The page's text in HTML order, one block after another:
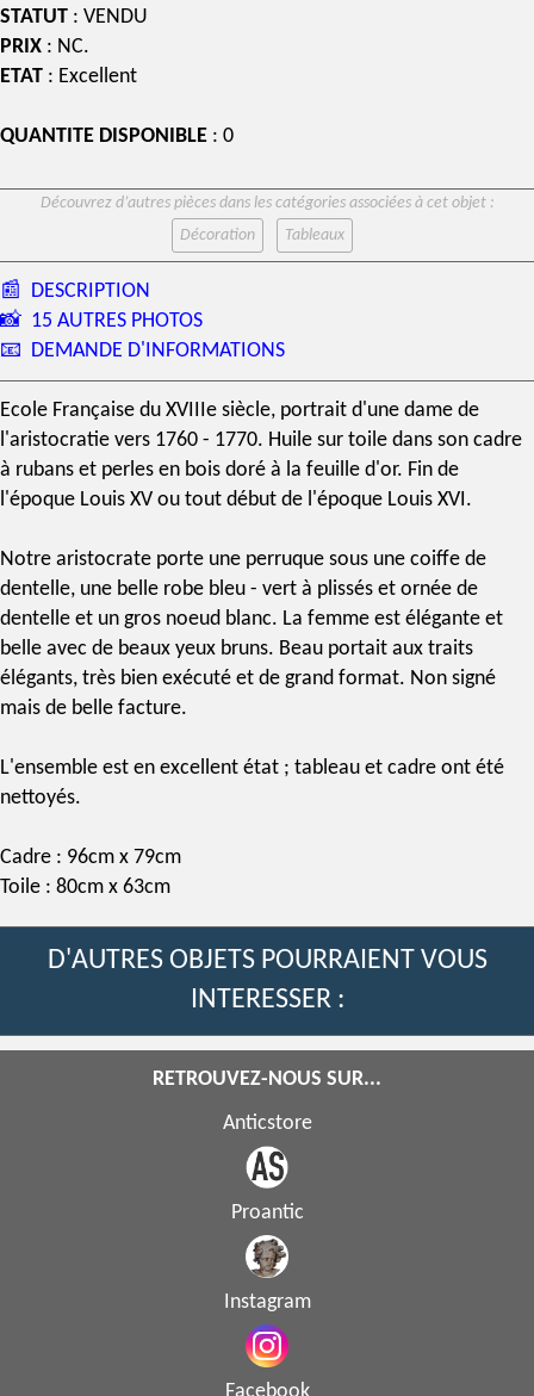
STATUT : VENDU
PRIX : NC.
ETAT : Excellent
QUANTITE DISPONIBLE : 0
Découvrez d’autres pièces dans les catégories associées à cet objet :
Décoration
Tableaux
📰 DESCRIPTION
📸 15 AUTRES PHOTOS
📧 DEMANDE D'INFORMATIONS
Ecole Française du XVIIIe siècle, portrait d'une dame de
l'aristocratie vers 1760 - 1770. Huile sur toile dans son cadre
à rubans et perles en bois doré à la feuille d'or. Fin de
l'époque Louis XV ou tout début de l'époque Louis XVI.
Notre aristocrate porte une perruque sous une coiffe de
dentelle, une belle robe bleu - vert à plissés et ornée de
dentelle et un gros noeud blanc. La femme est élégante et
belle avec de beaux yeux bruns. Beau portait aux traits
élégants, très bien exécuté et de grand format. Non signé
mais de belle facture.
L'ensemble est en excellent état ; tableau et cadre ont été
nettoyés.
Cadre : 96cm x 79cm
Toile : 80cm x 63cm
D'AUTRES OBJETS POURRAIENT VOUS
INTERESSER :
RETROUVEZ-NOUS SUR...
Anticstore
Proantic
Instagram